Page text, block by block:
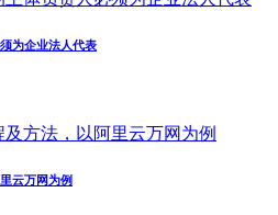
为企业法人代表
云万网为例